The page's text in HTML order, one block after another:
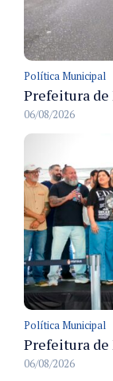
Política Municipal
06/08/2026
Política Municipal
06/08/2026